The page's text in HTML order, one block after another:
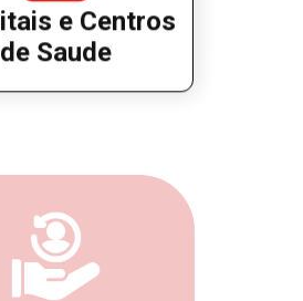
e Centros
de Saude